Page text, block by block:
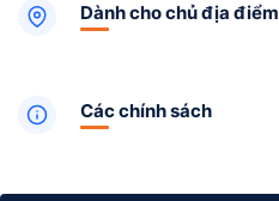
Dành cho chủ địa điểm
Các chính sách